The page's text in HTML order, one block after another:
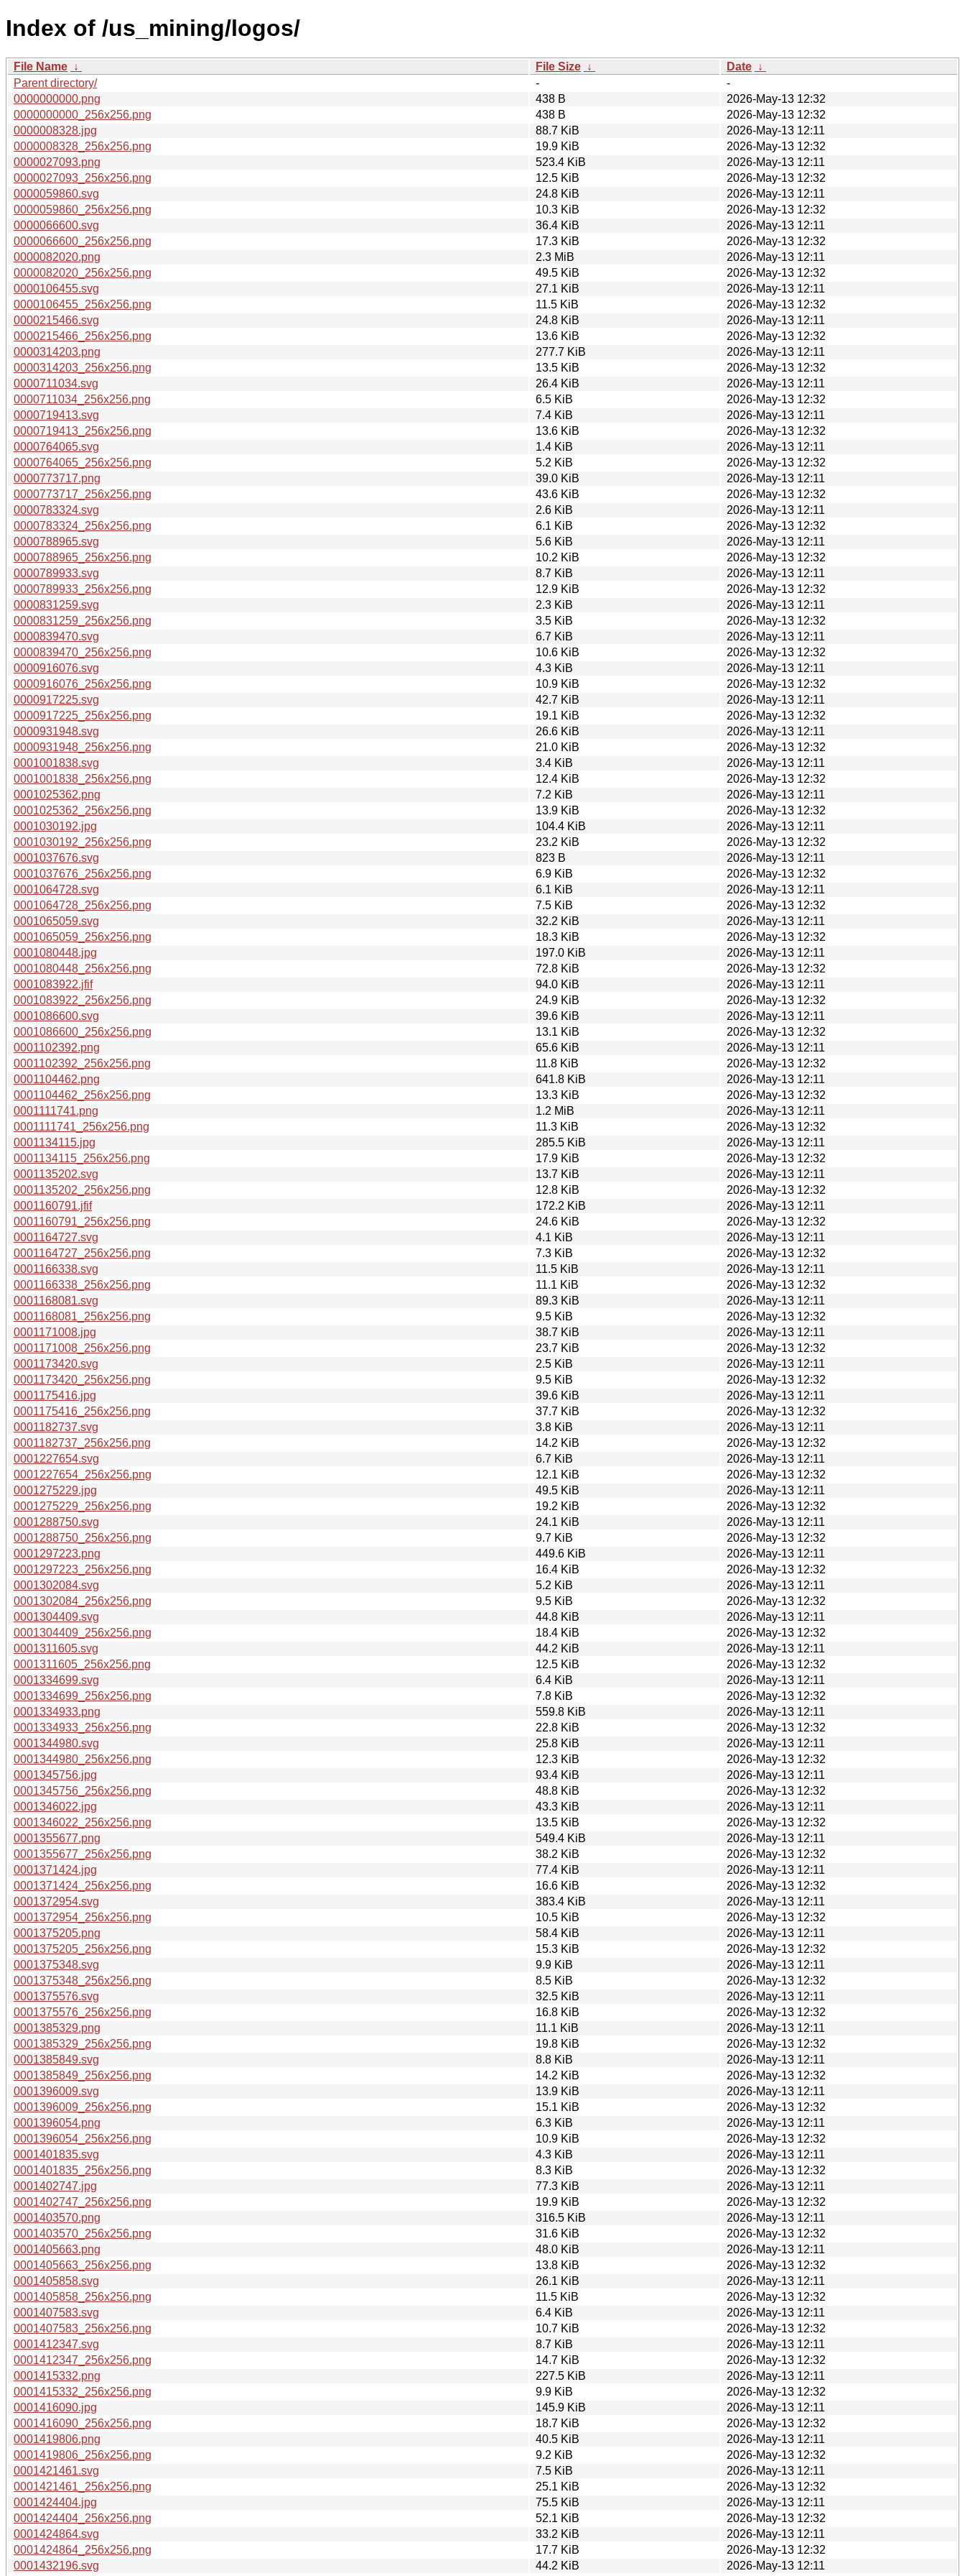
Index of /us_mining/logos/
File Name ↓ File Size ↓ Date ↓
Parent directory/
-
-
0000000000.png
438 B
2026-May-13 12:32
0000000000_256x256.png
438 B
2026-May-13 12:32
0000008328.jpg
88.7 KiB
2026-May-13 12:11
0000008328_256x256.png
19.9 KiB
2026-May-13 12:32
0000027093.png
523.4 KiB
2026-May-13 12:11
0000027093_256x256.png
12.5 KiB
2026-May-13 12:32
0000059860.svg
24.8 KiB
2026-May-13 12:11
0000059860_256x256.png
10.3 KiB
2026-May-13 12:32
0000066600.svg
36.4 KiB
2026-May-13 12:11
0000066600_256x256.png
17.3 KiB
2026-May-13 12:32
0000082020.png
2.3 MiB
2026-May-13 12:11
0000082020_256x256.png
49.5 KiB
2026-May-13 12:32
0000106455.svg
27.1 KiB
2026-May-13 12:11
0000106455_256x256.png
11.5 KiB
2026-May-13 12:32
0000215466.svg
24.8 KiB
2026-May-13 12:11
0000215466_256x256.png
13.6 KiB
2026-May-13 12:32
0000314203.png
277.7 KiB
2026-May-13 12:11
0000314203_256x256.png
13.5 KiB
2026-May-13 12:32
0000711034.svg
26.4 KiB
2026-May-13 12:11
0000711034_256x256.png
6.5 KiB
2026-May-13 12:32
0000719413.svg
7.4 KiB
2026-May-13 12:11
0000719413_256x256.png
13.6 KiB
2026-May-13 12:32
0000764065.svg
1.4 KiB
2026-May-13 12:11
0000764065_256x256.png
5.2 KiB
2026-May-13 12:32
0000773717.png
39.0 KiB
2026-May-13 12:11
0000773717_256x256.png
43.6 KiB
2026-May-13 12:32
0000783324.svg
2.6 KiB
2026-May-13 12:11
0000783324_256x256.png
6.1 KiB
2026-May-13 12:32
0000788965.svg
5.6 KiB
2026-May-13 12:11
0000788965_256x256.png
10.2 KiB
2026-May-13 12:32
0000789933.svg
8.7 KiB
2026-May-13 12:11
0000789933_256x256.png
12.9 KiB
2026-May-13 12:32
0000831259.svg
2.3 KiB
2026-May-13 12:11
0000831259_256x256.png
3.5 KiB
2026-May-13 12:32
0000839470.svg
6.7 KiB
2026-May-13 12:11
0000839470_256x256.png
10.6 KiB
2026-May-13 12:32
0000916076.svg
4.3 KiB
2026-May-13 12:11
0000916076_256x256.png
10.9 KiB
2026-May-13 12:32
0000917225.svg
42.7 KiB
2026-May-13 12:11
0000917225_256x256.png
19.1 KiB
2026-May-13 12:32
0000931948.svg
26.6 KiB
2026-May-13 12:11
0000931948_256x256.png
21.0 KiB
2026-May-13 12:32
0001001838.svg
3.4 KiB
2026-May-13 12:11
0001001838_256x256.png
12.4 KiB
2026-May-13 12:32
0001025362.png
7.2 KiB
2026-May-13 12:11
0001025362_256x256.png
13.9 KiB
2026-May-13 12:32
0001030192.jpg
104.4 KiB
2026-May-13 12:11
0001030192_256x256.png
23.2 KiB
2026-May-13 12:32
0001037676.svg
823 B
2026-May-13 12:11
0001037676_256x256.png
6.9 KiB
2026-May-13 12:32
0001064728.svg
6.1 KiB
2026-May-13 12:11
0001064728_256x256.png
7.5 KiB
2026-May-13 12:32
0001065059.svg
32.2 KiB
2026-May-13 12:11
0001065059_256x256.png
18.3 KiB
2026-May-13 12:32
0001080448.jpg
197.0 KiB
2026-May-13 12:11
0001080448_256x256.png
72.8 KiB
2026-May-13 12:32
0001083922.jfif
94.0 KiB
2026-May-13 12:11
0001083922_256x256.png
24.9 KiB
2026-May-13 12:32
0001086600.svg
39.6 KiB
2026-May-13 12:11
0001086600_256x256.png
13.1 KiB
2026-May-13 12:32
0001102392.png
65.6 KiB
2026-May-13 12:11
0001102392_256x256.png
11.8 KiB
2026-May-13 12:32
0001104462.png
641.8 KiB
2026-May-13 12:11
0001104462_256x256.png
13.3 KiB
2026-May-13 12:32
0001111741.png
1.2 MiB
2026-May-13 12:11
0001111741_256x256.png
11.3 KiB
2026-May-13 12:32
0001134115.jpg
285.5 KiB
2026-May-13 12:11
0001134115_256x256.png
17.9 KiB
2026-May-13 12:32
0001135202.svg
13.7 KiB
2026-May-13 12:11
0001135202_256x256.png
12.8 KiB
2026-May-13 12:32
0001160791.jfif
172.2 KiB
2026-May-13 12:11
0001160791_256x256.png
24.6 KiB
2026-May-13 12:32
0001164727.svg
4.1 KiB
2026-May-13 12:11
0001164727_256x256.png
7.3 KiB
2026-May-13 12:32
0001166338.svg
11.5 KiB
2026-May-13 12:11
0001166338_256x256.png
11.1 KiB
2026-May-13 12:32
0001168081.svg
89.3 KiB
2026-May-13 12:11
0001168081_256x256.png
9.5 KiB
2026-May-13 12:32
0001171008.jpg
38.7 KiB
2026-May-13 12:11
0001171008_256x256.png
23.7 KiB
2026-May-13 12:32
0001173420.svg
2.5 KiB
2026-May-13 12:11
0001173420_256x256.png
9.5 KiB
2026-May-13 12:32
0001175416.jpg
39.6 KiB
2026-May-13 12:11
0001175416_256x256.png
37.7 KiB
2026-May-13 12:32
0001182737.svg
3.8 KiB
2026-May-13 12:11
0001182737_256x256.png
14.2 KiB
2026-May-13 12:32
0001227654.svg
6.7 KiB
2026-May-13 12:11
0001227654_256x256.png
12.1 KiB
2026-May-13 12:32
0001275229.jpg
49.5 KiB
2026-May-13 12:11
0001275229_256x256.png
19.2 KiB
2026-May-13 12:32
0001288750.svg
24.1 KiB
2026-May-13 12:11
0001288750_256x256.png
9.7 KiB
2026-May-13 12:32
0001297223.png
449.6 KiB
2026-May-13 12:11
0001297223_256x256.png
16.4 KiB
2026-May-13 12:32
0001302084.svg
5.2 KiB
2026-May-13 12:11
0001302084_256x256.png
9.5 KiB
2026-May-13 12:32
0001304409.svg
44.8 KiB
2026-May-13 12:11
0001304409_256x256.png
18.4 KiB
2026-May-13 12:32
0001311605.svg
44.2 KiB
2026-May-13 12:11
0001311605_256x256.png
12.5 KiB
2026-May-13 12:32
0001334699.svg
6.4 KiB
2026-May-13 12:11
0001334699_256x256.png
7.8 KiB
2026-May-13 12:32
0001334933.png
559.8 KiB
2026-May-13 12:11
0001334933_256x256.png
22.8 KiB
2026-May-13 12:32
0001344980.svg
25.8 KiB
2026-May-13 12:11
0001344980_256x256.png
12.3 KiB
2026-May-13 12:32
0001345756.jpg
93.4 KiB
2026-May-13 12:11
0001345756_256x256.png
48.8 KiB
2026-May-13 12:32
0001346022.jpg
43.3 KiB
2026-May-13 12:11
0001346022_256x256.png
13.5 KiB
2026-May-13 12:32
0001355677.png
549.4 KiB
2026-May-13 12:11
0001355677_256x256.png
38.2 KiB
2026-May-13 12:32
0001371424.jpg
77.4 KiB
2026-May-13 12:11
0001371424_256x256.png
16.6 KiB
2026-May-13 12:32
0001372954.svg
383.4 KiB
2026-May-13 12:11
0001372954_256x256.png
10.5 KiB
2026-May-13 12:32
0001375205.png
58.4 KiB
2026-May-13 12:11
0001375205_256x256.png
15.3 KiB
2026-May-13 12:32
0001375348.svg
9.9 KiB
2026-May-13 12:11
0001375348_256x256.png
8.5 KiB
2026-May-13 12:32
0001375576.svg
32.5 KiB
2026-May-13 12:11
0001375576_256x256.png
16.8 KiB
2026-May-13 12:32
0001385329.png
11.1 KiB
2026-May-13 12:11
0001385329_256x256.png
19.8 KiB
2026-May-13 12:32
0001385849.svg
8.8 KiB
2026-May-13 12:11
0001385849_256x256.png
14.2 KiB
2026-May-13 12:32
0001396009.svg
13.9 KiB
2026-May-13 12:11
0001396009_256x256.png
15.1 KiB
2026-May-13 12:32
0001396054.png
6.3 KiB
2026-May-13 12:11
0001396054_256x256.png
10.9 KiB
2026-May-13 12:32
0001401835.svg
4.3 KiB
2026-May-13 12:11
0001401835_256x256.png
8.3 KiB
2026-May-13 12:32
0001402747.jpg
77.3 KiB
2026-May-13 12:11
0001402747_256x256.png
19.9 KiB
2026-May-13 12:32
0001403570.png
316.5 KiB
2026-May-13 12:11
0001403570_256x256.png
31.6 KiB
2026-May-13 12:32
0001405663.png
48.0 KiB
2026-May-13 12:11
0001405663_256x256.png
13.8 KiB
2026-May-13 12:32
0001405858.svg
26.1 KiB
2026-May-13 12:11
0001405858_256x256.png
11.5 KiB
2026-May-13 12:32
0001407583.svg
6.4 KiB
2026-May-13 12:11
0001407583_256x256.png
10.7 KiB
2026-May-13 12:32
0001412347.svg
8.7 KiB
2026-May-13 12:11
0001412347_256x256.png
14.7 KiB
2026-May-13 12:32
0001415332.png
227.5 KiB
2026-May-13 12:11
0001415332_256x256.png
9.9 KiB
2026-May-13 12:32
0001416090.jpg
145.9 KiB
2026-May-13 12:11
0001416090_256x256.png
18.7 KiB
2026-May-13 12:32
0001419806.png
40.5 KiB
2026-May-13 12:11
0001419806_256x256.png
9.2 KiB
2026-May-13 12:32
0001421461.svg
7.5 KiB
2026-May-13 12:11
0001421461_256x256.png
25.1 KiB
2026-May-13 12:32
0001424404.jpg
75.5 KiB
2026-May-13 12:11
0001424404_256x256.png
52.1 KiB
2026-May-13 12:32
0001424864.svg
33.2 KiB
2026-May-13 12:11
0001424864_256x256.png
17.7 KiB
2026-May-13 12:32
0001432196.svg
44.2 KiB
2026-May-13 12:11